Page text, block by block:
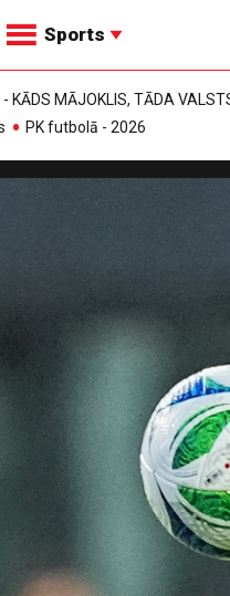
Sports
KĀDS MĀJOKLIS, TĀDA
PK futbolā - 2026